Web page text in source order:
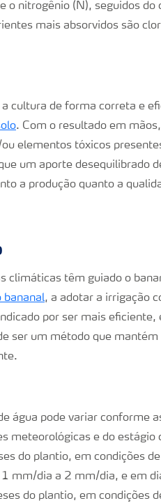
o nitrogênio (N), seguidos
mais absorvidos são
a cultura de forma correta e
. Com o resultado em
elementos tóxicos
um aporte desequilibrado
a produção quanto a
climáticas têm guiado o
bananal, a adotar a irrigação
por ser mais
ser um método que
água pode variar conforme
meteorológicas e do
do plantio, em condições
1 mm/dia a 2 mm/dia, e em
do plantio, em condições